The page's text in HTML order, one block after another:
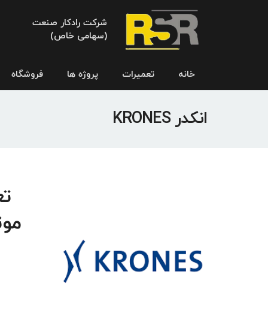
شرکت رادکار صنعت
(سهامی خاص)
خانه تعمیرات پروژه ها فروشگاه
انکدر KRONES